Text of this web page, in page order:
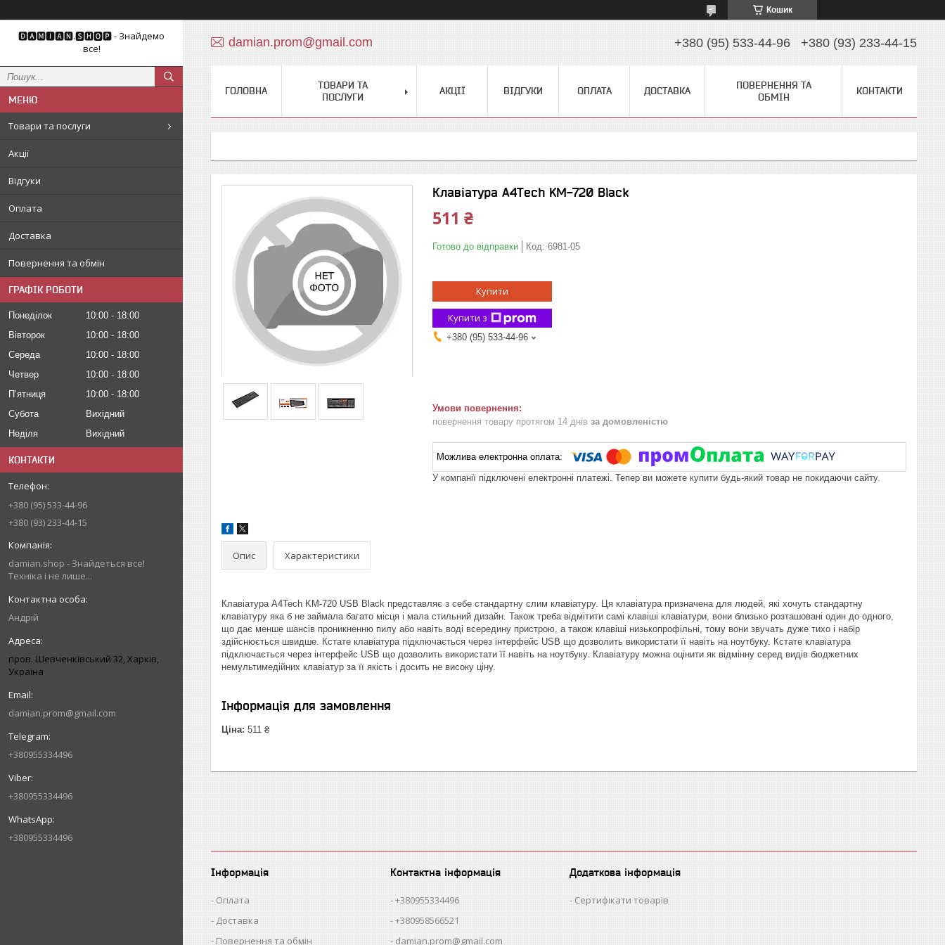
Кошик
🅳🅰🅼🅸🅰🅽.🆂🅷🅾🅿 - Знайдемо
все!
Товари та послуги
Акції
Відгуки
Оплата
Доставка
Повернення та обмін
ГРАФІК РОБОТИ
Понеділок 10:00
18:00
Вівторок
10:00
18:00
Середа
10:00
18:00
Четвер
10:00
18:00
Пʼятниця
10:00
18:00
Субота
Вихідний
Неділя
Вихідний
КОНТАКТИ
+380 (95) 533-44-96
+380 (93) 233-44-15
damian.shop - Знайдеться все!
Техніка і не лише...
Андрій
пров. Шевченківський 32, Харків,
Україна
damian.prom@gmail.com
+380955334496
+380955334496
+380955334496
damian.prom@gmail.com +380 (95) 533-44-96 +380 (93) 233-44-15
ГОЛОВНА
ТОВАРИ ТА
ПОСЛУГИ
АКЦІЇ ВІДГУКИ ОПЛАТА ДОСТАВКА
ПОВЕРНЕННЯ ТА
ОБМІН
КОНТАКТИ
Клавіатура A4Tech KM-720 Black
511 ₴
Готово до відправки Код: 6981-05
Купити
Купити з
+380 (95) 533-44-96
повернення товару протягом 14 днів за домовленістю
У компанії підключені електронні платежі. Тепер ви можете купити будь-який товар не покидаючи сайту.
Опис Характеристики
Клавіатура A4Tech KM-720 USB Black представляє з себе стандартну слим клавіатуру. Ця клавіатура призначена для людей, які хочуть стандартну
клавіатуру яка б не займала багато місця і мала стильний дизайн. Також треба відмітити самі клавіші клавіатури, вони близько розташовані один до одного,
що дає менше шансів проникненню пилу або навіть воді всередину пристрою, а також клавіші низькопрофільні, тому вони звучать дуже тихо і набір
здійснюється швидше. Кстате клавіатура підключається через інтерфейс USB що дозволить використати її навіть на ноутбуку. Кстате клавіатура
підключається через інтерфейс USB що дозволить використати її навіть на ноутбуку. Клавіатуру можна оцінити як відмінну серед видів бюджетних
немультимедійних клавіатур за її якість і досить не високу ціну.
Інформація для замовлення
Ціна: 511 ₴
Інформація
Оплата
Доставка
Повернення та обмін
Контактна інформація
+380955334496
+380958566521
damian.prom@gmail.com
Додаткова інформація
Сертифікати товарів